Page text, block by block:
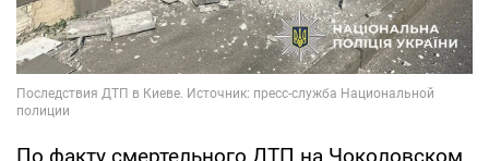
По факту смертельного ДТП на Чоколовском